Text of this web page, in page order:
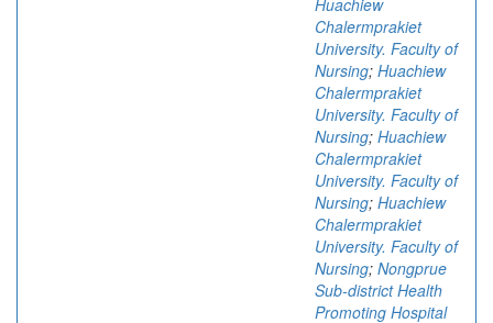
Huachiew
Chalermprakiet
University. Faculty of
Nursing; Huachiew
Chalermprakiet
University. Faculty of
Nursing; Huachiew
Chalermprakiet
University. Faculty of
Nursing; Huachiew
Chalermprakiet
University. Faculty of
Nursing; Nongprue
Sub-district Health
Promoting Hospital